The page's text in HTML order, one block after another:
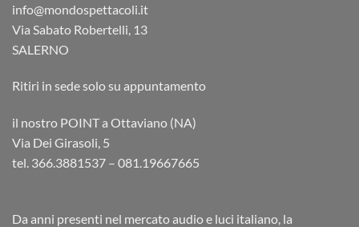
info@mondospettacoli.it
Via Sabato Robertelli, 13
SALERNO
Ritiri in sede solo su appuntamento
il nostro POINT a Ottaviano (NA)
Via Dei Girasoli, 5
tel. 366.3881537 – 081.19667665
Da anni presenti nel mercato audio e luci italiano, la